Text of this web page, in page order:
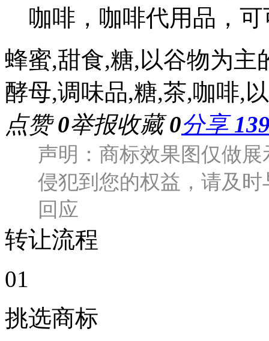
咖啡，咖啡代用品，
蜂蜜,甜食,糖,以谷物为主
酵母,调味品,糖,茶,咖啡,
点赞0举报收藏0分享
声明：商标效果图仅做
侵犯到您的权益，请及
回应
转让流程
01
挑选商标